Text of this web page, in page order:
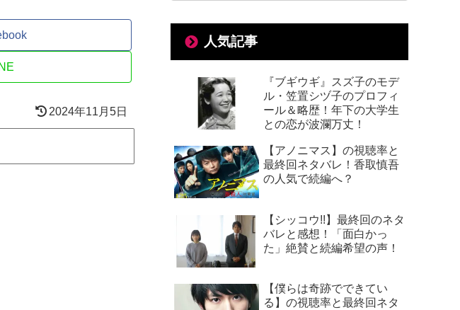
2024年11月5日
人気記事
『ブギウギ』スズ子のモデ
ル・笠置シヅ子のプロフィ
ール＆略歴！年下の大学生
との恋が波瀾万丈！
【アノニマス】の視聴率と
最終回ネタバレ！香取慎吾
の人気で続編へ？
【シッコウ!!】最終回のネタ
バレと感想！「面白かっ
た」絶賛と続編希望の声！
【僕らは奇跡でできてい
る】の視聴率と最終回ネタ